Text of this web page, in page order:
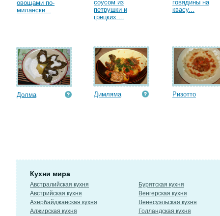
овощами по-
милански...
соусом из
петрушки и
грецких ...
говядины на
квасу...
Долма Димляма Ризотто
Кухни мира
Австралийская кухня
Австрийская кухня
Азербайджанская кухня
Алжирская кухня
Бурятская кухня
Венгерская кухня
Венесуэльская кухня
Голландская кухня